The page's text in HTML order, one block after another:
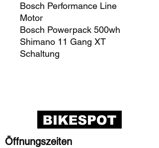
Bosch Performance Line
Motor
Bosch Powerpack 500wh
Shimano 11 Gang XT
Schaltung
Öffnungszeiten